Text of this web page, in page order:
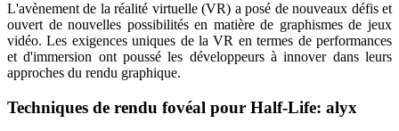
L'avènement de la réalité virtuelle (VR) a posé de nouveaux défis et
ouvert de nouvelles possibilités en matière de graphismes de jeux
vidéo. Les exigences uniques de la VR en termes de performances
et d'immersion ont poussé les développeurs à innover dans leurs
approches du rendu graphique.
Techniques de rendu fovéal pour Half-Life: alyx